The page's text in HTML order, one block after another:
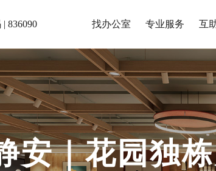
| 836090 找办公室 专业服务 互
安｜花园独